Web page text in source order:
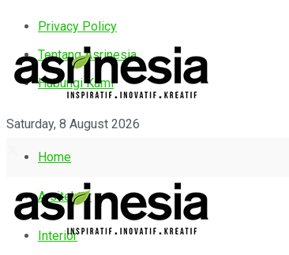
Privacy Policy
Tentang Asrinesia
Hubungi Kami
Saturday, 8 August 2026
Home
Arsitektur
Interior